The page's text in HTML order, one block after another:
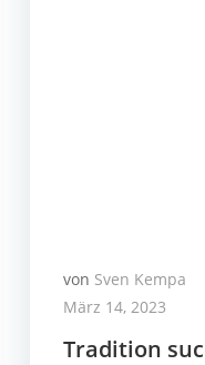
von Sven Kempa
März 14, 2023
Tradition